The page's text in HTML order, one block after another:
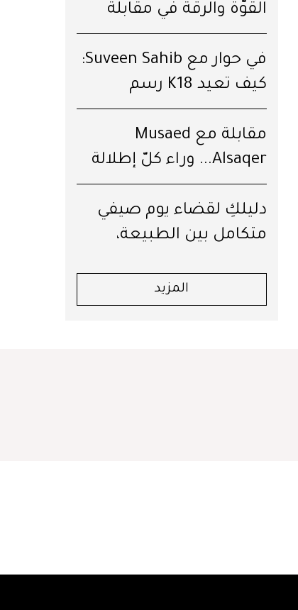
القوّة والرقّة في مقابلة
خاصّة
في حوار مع Suveen Sahib:
كيف تعيد K18 رسم
مستقبل الشعر؟
مقابلة مع Musaed
Alsaqer... وراء كلّ إطلالة
قِصّة
دليلكِ لقضاء يوم صيفي
متكامل بين الطبيعة،
المزيد